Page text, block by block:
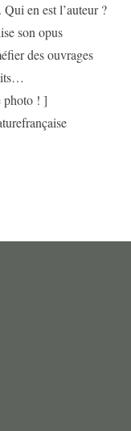
en est l’auteur ?
son opus
des ouvrages
photo ! ]